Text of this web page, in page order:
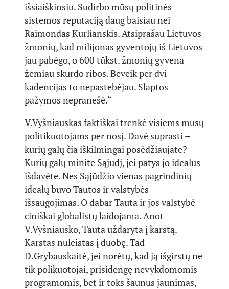
išsiaiškinsiu. Sudirbo mūsų politinės
sistemos reputaciją daug baisiau nei
Raimondas Kurlianskis. Atsiprašau Lietuvos
žmonių, kad milijonas gyventojų iš Lietuvos
jau pabėgo, o 600 tūkst. žmonių gyvena
žemiau skurdo ribos. Beveik per dvi
kadencijas to nepastebėjau. Slaptos
pažymos nepranešė.“
V.Vyšniauskas faktiškai trenkė visiems mūsų
politikuotojams per nosį. Davė suprasti –
kurių galų čia iškilmingai posėdžiaujate?
Kurių galų minite Sąjūdį, jei patys jo idealus
išdavėte. Nes Sąjūdžio vienas pagrindinių
idealų buvo Tautos ir valstybės
išsaugojimas. O dabar Tauta ir jos valstybė
ciniškai globalistų laidojama. Anot
V.Vyšniausko, Tauta uždaryta į karstą.
Karstas nuleistas į duobę. Tad
D.Grybauskaitė, jei norėtų, kad ją išgirstų ne
tik polikuotojai, prisidengę nevykdomomis
programomis, bet ir toks šaunus jaunimas,